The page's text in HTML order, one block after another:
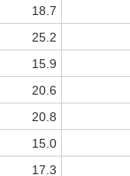
18.7
25.2
15.9
20.6
20.8
15.0
17.3